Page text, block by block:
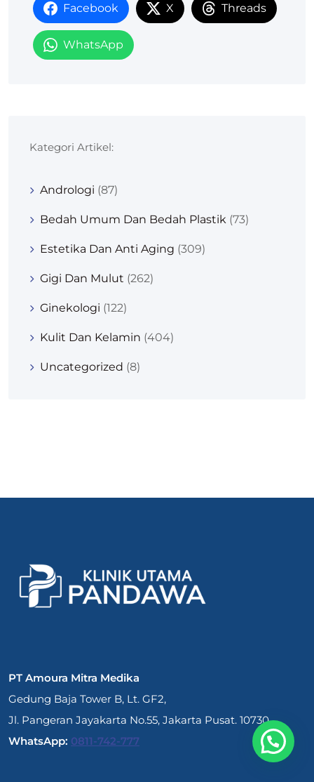
Facebook X Threads
WhatsApp
Kategori Artikel:
Andrologi (87)
Bedah Umum Dan Bedah Plastik (73)
Estetika Dan Anti Aging (309)
Gigi Dan Mulut (262)
Ginekologi (122)
Kulit Dan Kelamin (404)
Uncategorized (8)
PT Amoura Mitra Medika
Gedung Baja Tower B, Lt. GF2,
Jl. Pangeran Jayakarta No.55, Jakarta Pusat. 10730.
WhatsApp: 0811-742-777